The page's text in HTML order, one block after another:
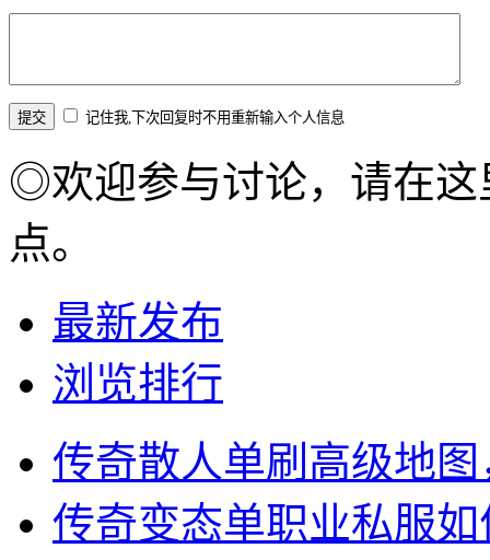
记住我,下次回复时不用重新输入个人信息
◎欢迎参与讨论，请在这
点。
最新发布
浏览排行
传奇散人单刷高级地
传奇变态单职业私服